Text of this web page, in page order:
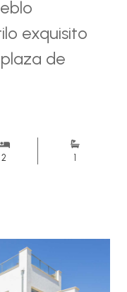
exquisito
de
2 1